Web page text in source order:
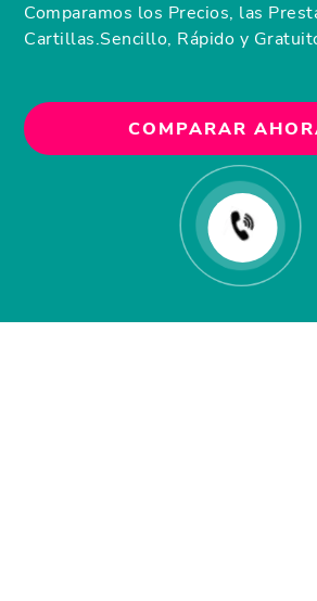
Comparamos los Precios, las
Cartillas.Sencillo, Rápido y
COMPARAR